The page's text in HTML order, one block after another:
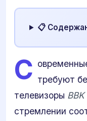
📋
С требуют
телевизоры BBK
стремлении